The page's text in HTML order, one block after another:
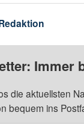
Immer
die aktuellsten
bequem ins